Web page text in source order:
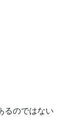
るのではない